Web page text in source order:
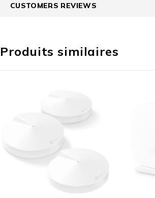
CUSTOMERS REVIEWS
Produits similaires